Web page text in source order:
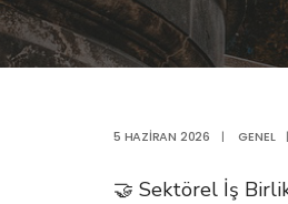
5 HAZIRAN 2026 | GENEL |
🤝 Sektörel İş